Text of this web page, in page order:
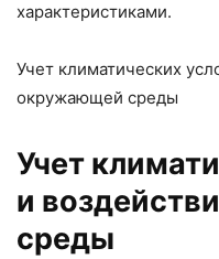
характеристиками.
Учет климатических
окружающей среды
Учет
и
среды